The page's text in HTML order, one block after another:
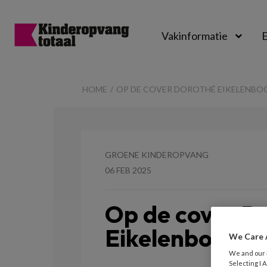
Vakinformatie
HOME OP DE COVER DOROTHÉ
GROENE KINDEROPVANG
06 FEB 2025
Op de cover
EikelenboomWe Care
We and our
Selecting I